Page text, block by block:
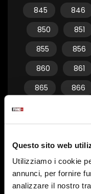
Questo sito web
Utilizziamo i cookie
annunci, per fornire
analizzare il nostro
845
846
850
851
855
856
860
861
865
866
875
876
880
881
885
886
890
891